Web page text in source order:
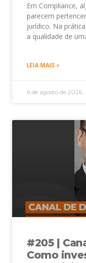
Em Compliance,
parecem
jurídico. Na
a qualidade de
LEIA MAIS »
6 de agosto de 2026
#205 |
Como